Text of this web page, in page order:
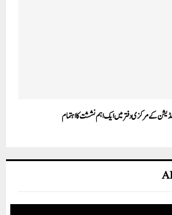
کے مرکزی دفتر میں ایک اہم نششت کا اہتمام